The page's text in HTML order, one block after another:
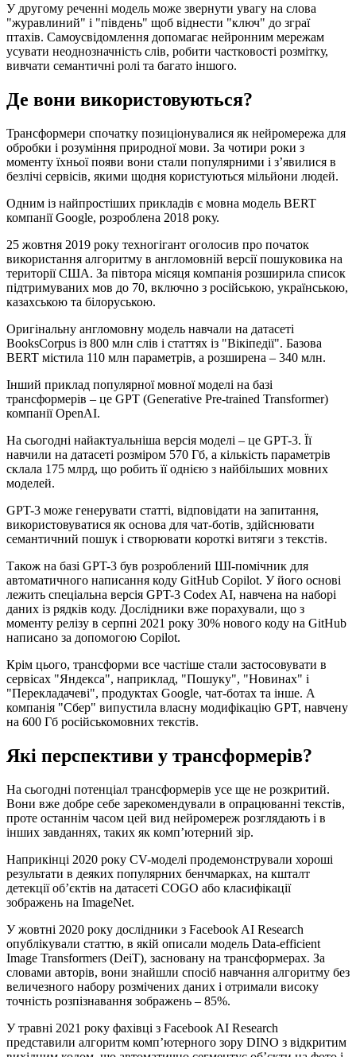
У другому реченні модель може звернути увагу на слова
"журавлиний" і "південь" щоб віднести "ключ" до зграї
птахів. Самоусвідомлення допомагає нейронним мережам
усувати неоднозначність слів, робити частковості розмітку,
вивчати семантичні ролі та багато іншого.
Де вони використовуються?
Трансформери спочатку позиціонувалися як нейромережа для
обробки і розуміння природної мови. За чотири роки з
моменту їхньої появи вони стали популярними і з’явилися в
безлічі сервісів, якими щодня користуються мільйони людей.
Одним із найпростіших прикладів є мовна модель BERT
компанії Google, розроблена 2018 року.
25 жовтня 2019 року техногігант оголосив про початок
використання алгоритму в англомовній версії пошуковика на
території США. За півтора місяця компанія розширила список
підтримуваних мов до 70, включно з російською, українською,
казахською та білоруською.
Оригінальну англомовну модель навчали на датасеті
BooksCorpus із 800 млн слів і статтях із "Вікіпедії". Базова
BERT містила 110 млн параметрів, а розширена – 340 млн.
Інший приклад популярної мовної моделі на базі
трансформерів – це GPT (Generative Pre-trained Transformer)
компанії OpenAI.
На сьогодні найактуальніша версія моделі – це GPT-3. Її
навчили на датасеті розміром 570 Гб, а кількість параметрів
склала 175 млрд, що робить її однією з найбільших мовних
моделей.
GPT-3 може генерувати статті, відповідати на запитання,
використовуватися як основа для чат-ботів, здійснювати
семантичний пошук і створювати короткі витяги з текстів.
Також на базі GPT-3 був розроблений ШІ-помічник для
автоматичного написання коду GitHub Copilot. У його основі
лежить спеціальна версія GPT-3 Codex AI, навчена на наборі
даних із рядків коду. Дослідники вже порахували, що з
моменту релізу в серпні 2021 року 30% нового коду на GitHub
написано за допомогою Copilot.
Крім цього, трансформи все частіше стали застосовувати в
сервісах "Яндекса", наприклад, "Пошуку", "Новинах" і
"Перекладачеві", продуктах Google, чат-ботах та інше. А
компанія "Сбер" випустила власну модифікацію GPT, навчену
на 600 Гб російськомовних текстів.
Які перспективи у трансформерів?
На сьогодні потенціал трансформерів усе ще не розкритий.
Вони вже добре себе зарекомендували в опрацюванні текстів,
проте останнім часом цей вид нейромереж розглядають і в
інших завданнях, таких як комп’ютерний зір.
Наприкінці 2020 року CV-моделі продемонстрували хороші
результати в деяких популярних бенчмарках, на кшталт
детекції об’єктів на датасеті COGO або класифікації
зображень на ImageNet.
У жовтні 2020 року дослідники з Facebook AI Research
опублікували статтю, в якій описали модель Data-efficient
Image Transformers (DeiT), засновану на трансформерах. За
словами авторів, вони знайшли спосіб навчання алгоритму без
величезного набору розмічених даних і отримали високу
точність розпізнавання зображень – 85%.
У травні 2021 року фахівці з Facebook AI Research
представили алгоритм комп’ютерного зору DINO з відкритим